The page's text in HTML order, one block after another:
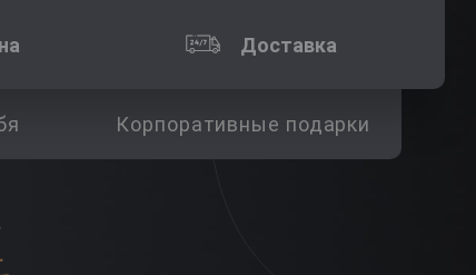
Доставка
Корпоративные подарки